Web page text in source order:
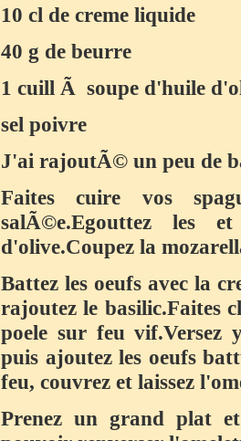
10 cl de creme liquide
40 g de beurre
1 cuill Ã soupe d'huile
sel poivre
J'ai rajoutÃ© un peu de
Faites cuire vos
salÃ©e.Egouttez les
d'olive.Coupez la
Battez les oeufs avec la
rajoutez le basilic.Faites
poele sur feu vif.Versez
puis ajoutez les oeufs
feu, couvrez et laissez
Prenez un grand plat